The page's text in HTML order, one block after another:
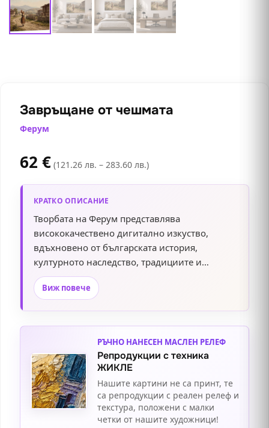
Завръщане от чешмата
Ферум
62 € (121.26 лв. – 283.60 лв.)
КРАТКО ОПИСАНИЕ
Творбата на Ферум представлява
висококачествено дигитално изкуство,
вдъхновено от българската история,
културното наследство, традициите и
автентичния народен бит. Чрез съчетание на
изкуствен интелект, професионална
богати детайли и завладяваща атмосфера.
Техниката ни Жикле гарантира ярки и
дълготрайни цветове, придавайки уникален
и автентичен облик на творбата. Картината е
опъната върху стабилна подрамка и е готова
за окачване, като се предлага с богат избор
Виж повече
РЪЧНО НАНЕСЕН МАСЛЕН РЕЛЕФ
Репродукции с техника
ЖИКЛЕ
Нашите картини не са принт, те
са репродукции с реален релеф и
текстура, положени с малки
четки от нашите художници!